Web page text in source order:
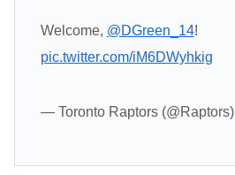
Welcome, @DGreen_14!
pic.twitter.com/iM6DWyhkig
— Toronto Raptors (@Raptors)